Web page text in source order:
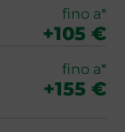
fino a*
+105 €
fino a*
+155 €